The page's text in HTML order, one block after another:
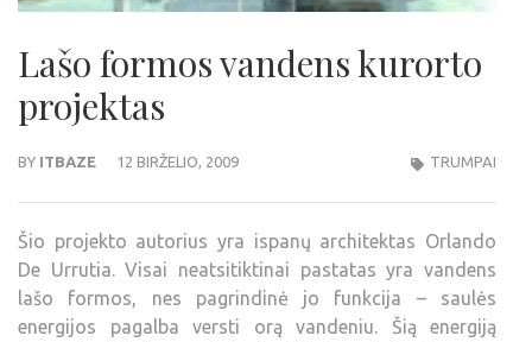
Lašo formos vandens kurorto
projektas
BY ITBAZE 12 BIRŽELIO, 2009 TRUMPAI
Šio projekto autorius yra ispanų architektas Orlando
De Urrutia. Visai neatsitiktinai pastatas yra vandens
lašo formos, nes pagrindinė jo funkcija – saulės
energijos pagalba versti orą vandeniu. Šią energiją